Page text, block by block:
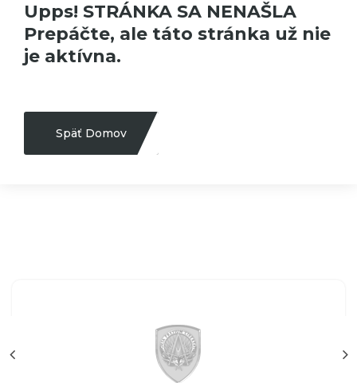
Upps! STRÁNKA SA NENAŠLA
Prepáčte, ale táto stránka už nie
je aktívna.
Späť Domov